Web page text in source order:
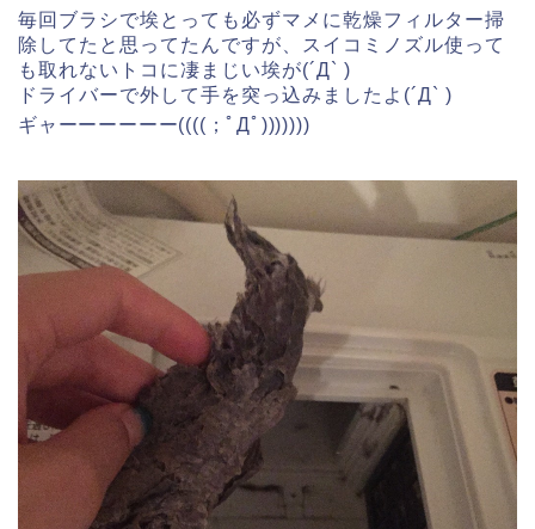
毎回ブラシで埃とっても必ずマメに乾燥フィルター掃
除してたと思ってたんですが、スイコミノズル使って
も取れないトコに凄まじい埃が(´Д` )
ドライバーで外して手を突っ込みましたよ(´Д` )
ギャーーーーーー((((；ﾟДﾟ)))))))